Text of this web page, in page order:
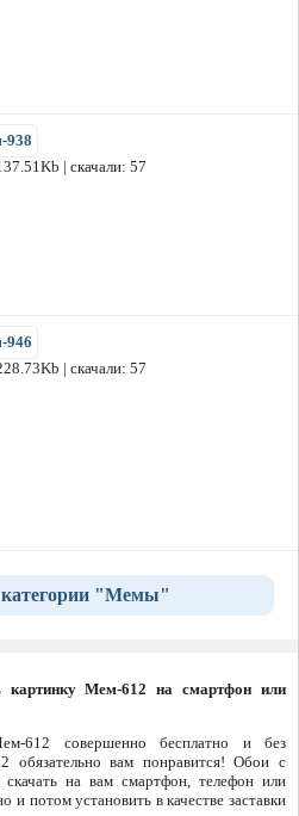
938
| скачали: 57
946
| скачали: 57
"Мемы"
картинку Мем-612 на смартфон или
612 совершенно бесплатно и без
обязательно вам понравится! Обои с
на вам смартфон, телефон или
и потом установить в качестве заставки